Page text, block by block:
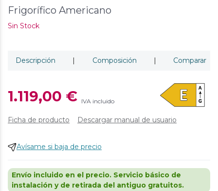
Frigorífico Americano
Sin Stock
Descripción | Composición | Comparar
1.119,00 € IVA incluido
Ficha de producto Descargar manual de usuario
Avísame si baja de precio
Envío incluido en el precio. Servicio básico de
instalación y de retirada del antiguo gratuitos.